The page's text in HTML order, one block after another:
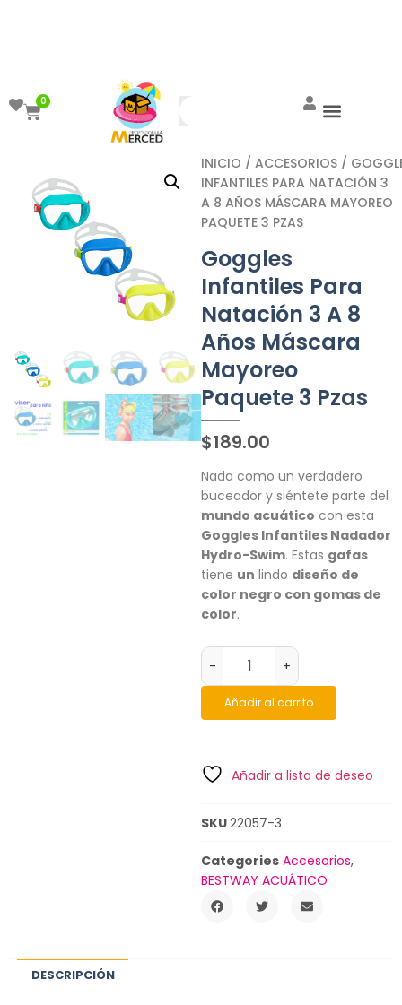
0
INICIO / ACCESORIOS /
INFANTILES PARA NATACIÓN 3
A 8 AÑOS MÁSCARA MAYOREO
PAQUETE 3 PZAS
Goggles
Infantiles Para
Natación 3 A 8
Años Máscara
Mayoreo
Paquete 3 Pzas
$189.00
Nada como un verdadero
buceador y siéntete parte del
mundo acuático con esta
Goggles Infantiles Nadador
Hydro-Swim. Estas gafas
tiene un lindo diseño de
color negro con gomas de
color.
- +
Añadir al carrito
Añadir a lista de deseo
SKU22057-3
Categories Accesorios,
BESTWAY ACUÁTICO
DESCRIPCIÓN